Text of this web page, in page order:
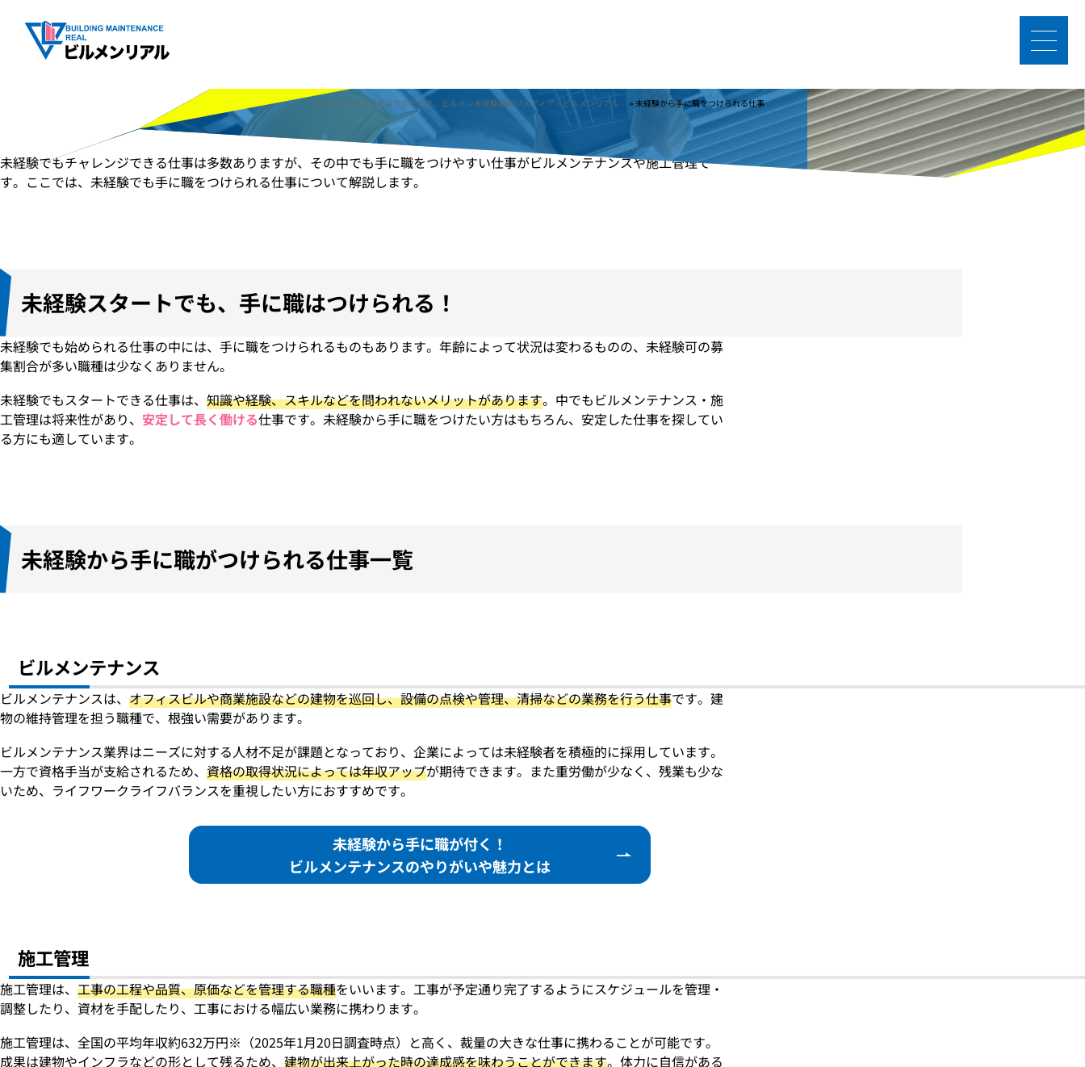
未経験から手に職をつけられる仕事
ビルメンテナンスの全てがわかる、ビルメン未経験者向けメディア｜ビルメンリアル » 未経験から手に職をつけられる仕事
未経験でもチャレンジできる仕事は多数ありますが、その中でも手に職をつけやすい仕事がビルメンテナンスや施工管理で
す。ここでは、未経験でも手に職をつけられる仕事について解説します。
未経験スタートでも、 手に職はつけられる！
未経験でも始められる仕事の中には、手に職をつけられるものもあります。年齢によって状況は変わるものの、未経験可の募
集割合が多い職種は少なくありません。
未経験でもスタートできる仕事は、 知識や経験、スキルなどを問われないメリットがあります。中でもビルメンテナンス・施
工管理は将来性があり、 安定して長く働ける仕事です。未経験から手に職をつけたい方はもちろん、安定した仕事を探してい
る方にも適しています。
未経験から手に職がつけられる仕事一覧
ビルメンテナンス
ビルメンテナンスは、 オフィスビルや商業施設などの建物を巡回し、設備の点検や管理、清掃などの業務を行う仕事です。建
物の維持管理を担う職種で、根強い需要があります。
ビルメンテナンス業界はニーズに対する人材不足が課題となっており、企業によっては未経験者を積極的に採用しています。
一方で資格手当が支給されるため、 資格の取得状況によっては年収アップが期待できます。また重労働が少なく、残業も少な
いため、ライフワークライフバランスを重視したい方におすすめです。
未経験から手に職が付く！
ビルメンテナンスのやりがいや魅力とは
施工管理
施工管理は、 工事の工程や品質、原価などを管理する職種をいいます。工事が予定通り完了するようにスケジュールを管理・
調整したり、資材を手配したり、工事における幅広い業務に携わります。
施工管理は、全国の平均年収約632万円※（2025年1月20日調査時点）と高く、裁量の大きな仕事に携わることが可能です。
成果は建物やインフラなどの形として残るため、 建物が出来上がった時の達成感を味わうことができます。体力に自信がある